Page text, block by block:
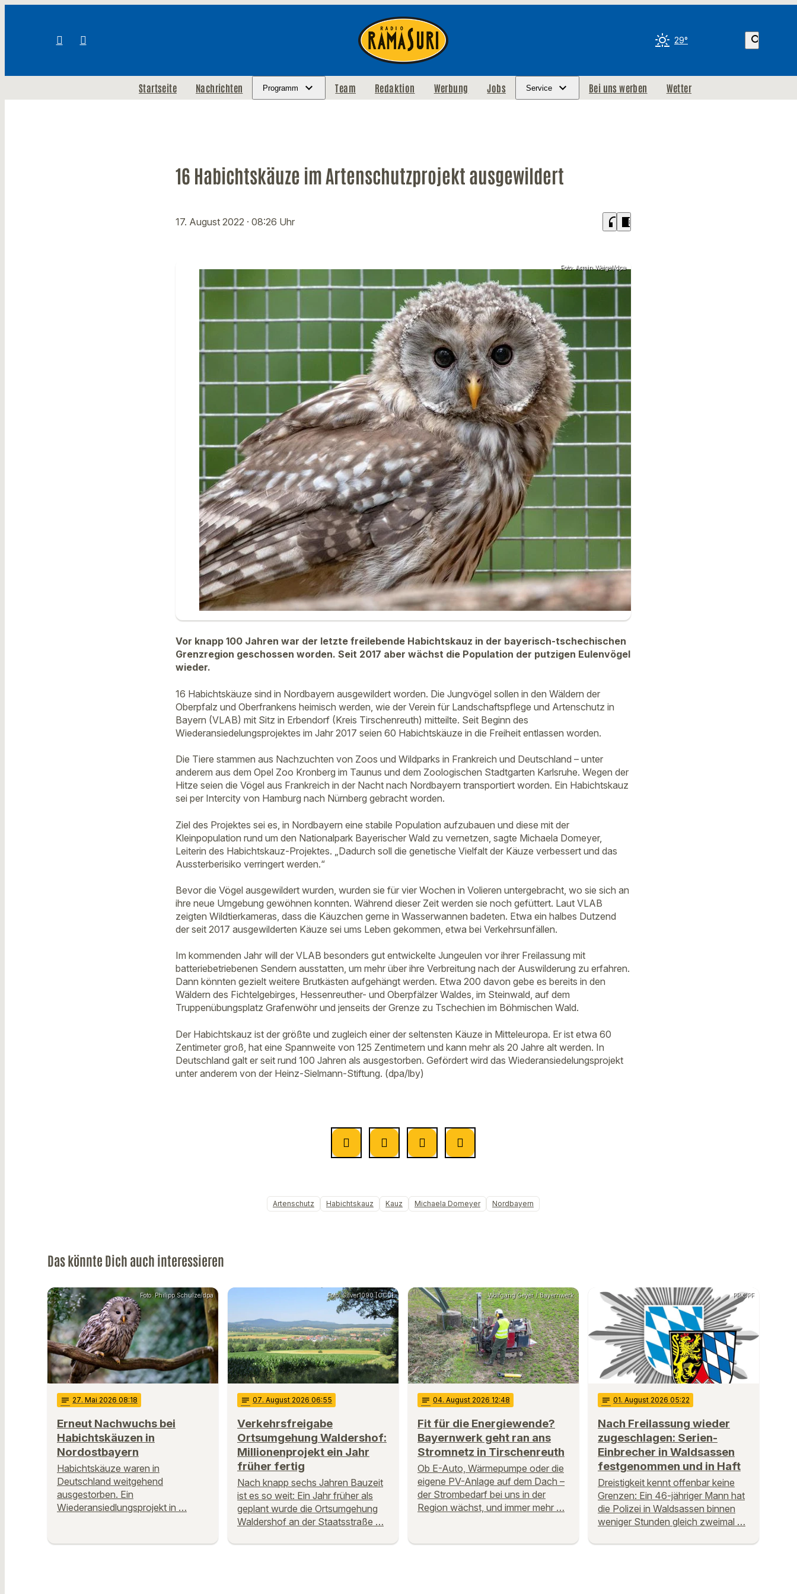
29° search
Startseite Nachrichten Programm Team Redaktion Werbung Jobs Service Bei uns werben Wetter
16 Habichtskäuze im Artenschutzprojekt ausgewildert
17. August 2022 · 08:26 Uhr headphones chrome_reader_mode
Foto: Armin Weigel/dpa
Vor knapp 100 Jahren war der letzte freilebende Habichtskauz in der bayerisch-tschechischen
Grenzregion geschossen worden. Seit 2017 aber wächst die Population der putzigen Eulenvögel
wieder.
16 Habichtskäuze sind in Nordbayern ausgewildert worden. Die Jungvögel sollen in den Wäldern der
Oberpfalz und Oberfrankens heimisch werden, wie der Verein für Landschaftspflege und Artenschutz in
Bayern (VLAB) mit Sitz in Erbendorf (Kreis Tirschenreuth) mitteilte. Seit Beginn des
Wiederansiedelungsprojektes im Jahr 2017 seien 60 Habichtskäuze in die Freiheit entlassen worden.
Die Tiere stammen aus Nachzuchten von Zoos und Wildparks in Frankreich und Deutschland – unter
anderem aus dem Opel Zoo Kronberg im Taunus und dem Zoologischen Stadtgarten Karlsruhe. Wegen der
Hitze seien die Vögel aus Frankreich in der Nacht nach Nordbayern transportiert worden. Ein Habichtskauz
sei per Intercity von Hamburg nach Nürnberg gebracht worden.
Ziel des Projektes sei es, in Nordbayern eine stabile Population aufzubauen und diese mit der
Kleinpopulation rund um den Nationalpark Bayerischer Wald zu vernetzen, sagte Michaela Domeyer,
Leiterin des Habichtskauz-Projektes. „Dadurch soll die genetische Vielfalt der Käuze verbessert und das
Aussterberisiko verringert werden.“
Bevor die Vögel ausgewildert wurden, wurden sie für vier Wochen in Volieren untergebracht, wo sie sich an
ihre neue Umgebung gewöhnen konnten. Während dieser Zeit werden sie noch gefüttert. Laut VLAB
zeigten Wildtierkameras, dass die Käuzchen gerne in Wasserwannen badeten. Etwa ein halbes Dutzend
der seit 2017 ausgewilderten Käuze sei ums Leben gekommen, etwa bei Verkehrsunfällen.
Im kommenden Jahr will der VLAB besonders gut entwickelte Jungeulen vor ihrer Freilassung mit
batteriebetriebenen Sendern ausstatten, um mehr über ihre Verbreitung nach der Auswilderung zu erfahren.
Dann könnten gezielt weitere Brutkästen aufgehängt werden. Etwa 200 davon gebe es bereits in den
Wäldern des Fichtelgebirges, Hessenreuther- und Oberpfälzer Waldes, im Steinwald, auf dem
Truppenübungsplatz Grafenwöhr und jenseits der Grenze zu Tschechien im Böhmischen Wald.
Der Habichtskauz ist der größte und zugleich einer der seltensten Käuze in Mitteleuropa. Er ist etwa 60
Zentimeter groß, hat eine Spannweite von 125 Zentimetern und kann mehr als 20 Jahre alt werden. In
Deutschland galt er seit rund 100 Jahren als ausgestorben. Gefördert wird das Wiederansiedelungsprojekt
unter anderem von der Heinz-Sielmann-Stiftung. (dpa/lby)
Artenschutz Habichtskauz Kauz Michaela Domeyer Nordbayern
Das könnte Dich auch interessieren
Foto: Philipp Schulze/dpa
notes 27. Mai 2026 08:18
Erneut Nachwuchs bei
Habichtskäuzen in
Nordostbayern
Habichtskäuze waren in
Deutschland weitgehend
ausgestorben. Ein
Wiederansiedlungsprojekt in …
Foto: Silver1090 [CC0]
notes 07. August 2026 06:55
Verkehrsfreigabe
Ortsumgehung Waldershof:
Millionenprojekt ein Jahr
früher fertig
Nach knapp sechs Jahren Bauzeit
ist es so weit: Ein Jahr früher als
geplant wurde die Ortsumgehung
Waldershof an der Staatsstraße …
Wolfgang Geyer / Bayernwerk
notes 04. August 2026 12:48
Fit für die Energiewende?
Bayernwerk geht ran ans
Stromnetz in Tirschenreuth
Ob E-Auto, Wärmepumpe oder die
eigene PV-Anlage auf dem Dach –
der Strombedarf bei uns in der
Region wächst, und immer mehr …
PP OPF
notes 01. August 2026 05:22
Nach Freilassung wieder
zugeschlagen: Serien-
Einbrecher in Waldsassen
festgenommen und in Haft
Dreistigkeit kennt offenbar keine
Grenzen: Ein 46-jähriger Mann hat
die Polizei in Waldsassen binnen
weniger Stunden gleich zweimal …